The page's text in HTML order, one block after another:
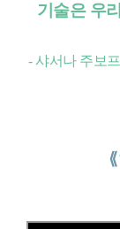
기술은 우
- 샤서나 주보
⟪